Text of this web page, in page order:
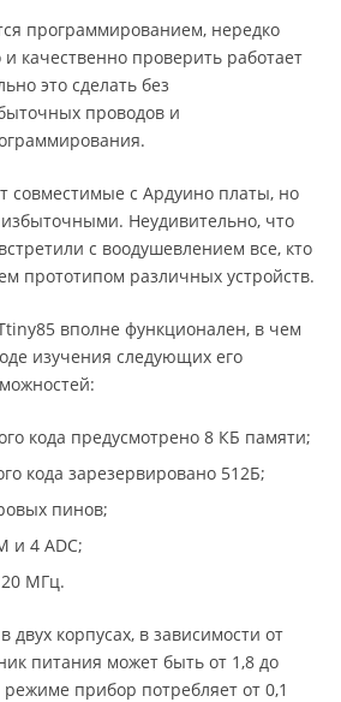
программированием, нередко
качественно проверить работает
это сделать без
проводов и
совместимые с Ардуино платы, но
Неудивительно, что
с воодушевлением все, кто
прототипом различных устройств.
вполне функционален, в чем
изучения следующих его
кода предусмотрено 8 КБ памяти;
кода зарезервировано 512Б;
пинов;
и 4 АDC;
20 МГц.
двух корпусах, в зависимости от
питания может быть от 1,8 до
прибор потребляет от 0,1